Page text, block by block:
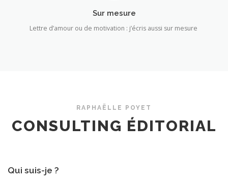
Sur mesure
Lettre d’amour ou de motivation : j’écris aussi sur mesure
RAPHAËLLE POYET
CONSULTING ÉDITORIAL
Qui suis-je ?